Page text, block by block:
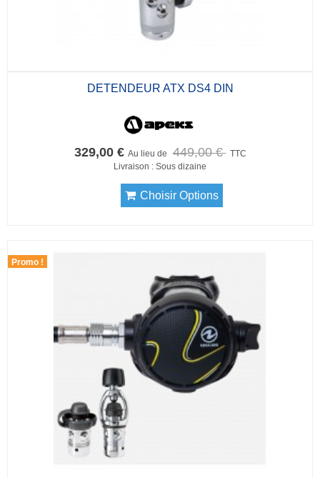
DETENDEUR ATX DS4 DIN
329,00 € Au lieu de 449,00 € TTC
Livraison : Sous dizaine
Choisir Options
Promo !